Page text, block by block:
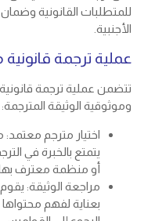
للمتطلبات القانونية
الأجنبية.
عملية ترجمة
تتضمن عملية ترجمة
وموثوقية الوثيقة المترجمة:
اختيار مترجم
يتمتع بالخبرة في
أو منظمة معترف
مراجعة الوثيقة:
بعناية لفهم محتواها